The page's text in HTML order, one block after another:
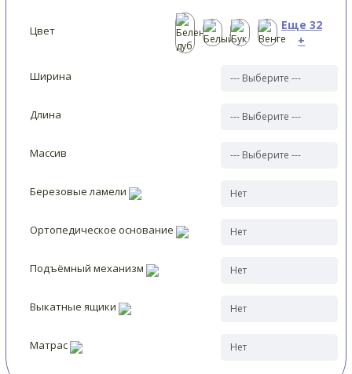
Цвет
Еще 32
+
Ширина
Длина
Массив
Березовые ламели
Ортопедическое основание
Подъёмный механизм
Выкатные ящики
Матрас